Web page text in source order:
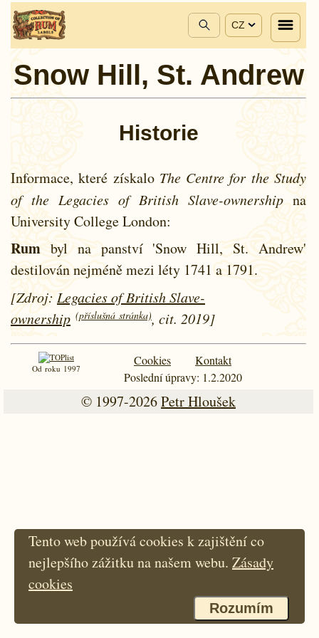
CZ
Snow Hill, St. Andrew
Historie
Informace, které získalo The Centre for the Study
of the Legacies of British Slave-ownership na
University College London:
Rum byl na panství 'Snow Hill, St. Andrew'
destilován nejméně mezi léty 1741 a 1791.
[Zdroj: Legacies of British Slave-
ownership (příslušná stránka), cit. 2019]
Od roku 1997
Cookies
Kontakt
Poslední úpravy: 1.2.2020
© 1997-2026Petr Hloušek
Tento web používá cookies k zajištění co
nejlepšího zážitku na našem webu. Zásady
cookies
Rozumím